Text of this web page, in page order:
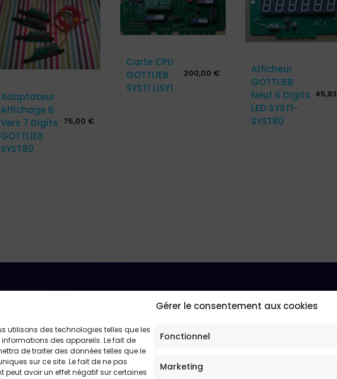
Gérer le consentement aux cookies
utilisons des technologies telles que les
des appareils. Le fait de
de traiter des données telles que le
sur ce site. Le fait de ne pas
peut avoir un effet négatif sur certaines
Fonctionnel
Marketing
Adaptateur
Affichage 6
Vers 7 Digits
GOTTLIEB
SYST80
75,00 €
Carte CPU
GOTTLIEB
SYST1 LISY1
200,00 €
Afficheur
GOTTLIEB
Neuf 6 Digits
LED SYST1-
SYST80
45,83